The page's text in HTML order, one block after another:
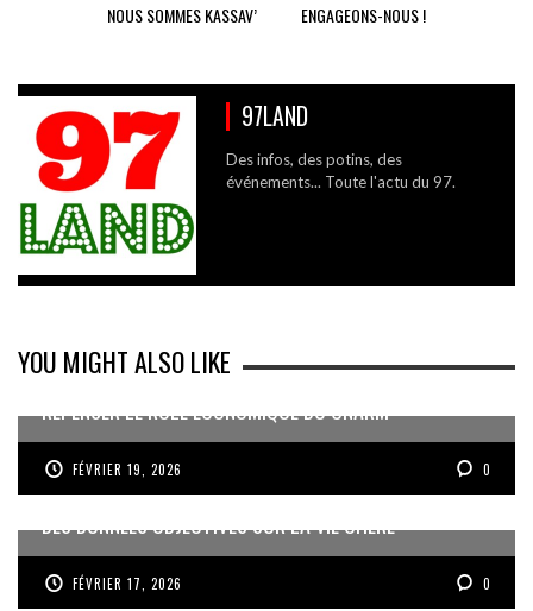
NOUS SOMMES KASSAV’ ENGAGEONS-NOUS !
97LAND
Des infos, des potins, des
événements... Toute l'actu du 97.
YOU MIGHT ALSO LIKE
REPENSER LE RÔLE ÉCONOMIQUE DU CNARM
FÉVRIER 19, 2026 0
DES DONNÉES OBJECTIVES SUR LA VIE CHÈRE
FÉVRIER 17, 2026 0